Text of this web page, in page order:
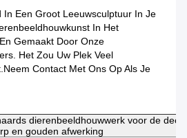
In Een Groot Leeuwsculptuur In Je
In Het
Gemaakt Door Onze
Het Zou Uw Plek Veel
Neem Contact Met Ons Op Als Je
dierenbeeldhouwwerk voor de
en gouden afwerking